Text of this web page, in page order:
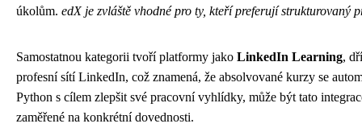
úkolům. edX je zvláště vhodné pro ty, kteří preferují strukturovaný
Samostatnou kategorii tvoří platformy jako LinkedIn Learning,
profesní sítí LinkedIn, což znamená, že absolvované kurzy se
Python s cílem zlepšit své pracovní vyhlídky, může být tato
zaměřené na konkrétní dovednosti.